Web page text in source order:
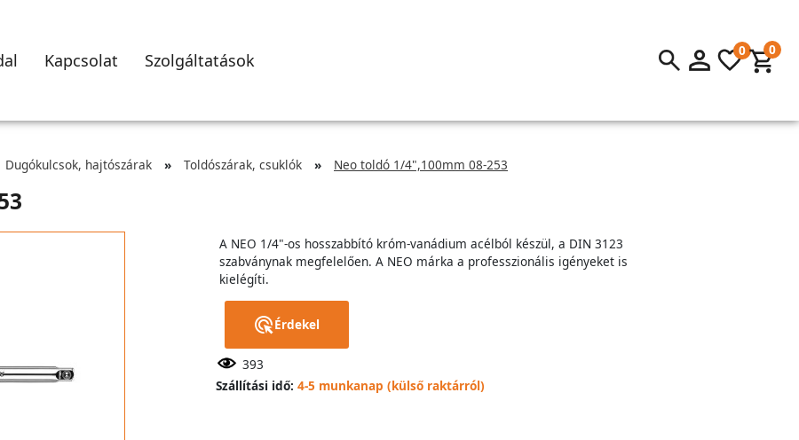
Kapcsolat Szolgáltatások 0 0
Dugókulcsok, hajtószárak Toldószárak, csuklók Neo toldó 1/4",100mm 08-253
A NEO 1/4"-os hosszabbító króm-vanádium acélból készül, a DIN 3123
szabványnak megfelelően. A NEO márka a professzionális igényeket is
kielégíti.
Érdekel
393
Szállítási idő: 4-5 munkanap (külső raktárról)